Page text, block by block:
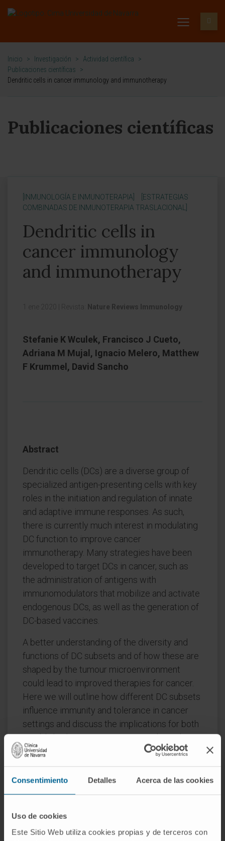
Consentimiento Detalles Acerca de las cookies
Uso de cookies
Este Sitio Web utiliza cookies propias y de terceros con
Inicio > Investigación > Actividad científica
>
Publicaciones científicas
>
Dendritic cells in cancer immunology and immunotherapy
Publicaciones científicas
[INMUNOLOGÍA E INMUNOTERAPIA]
[ESTRATEGIAS
COMBINADAS DE INMUNOTERAPIA TRASLACIONAL]
Dendritic cells in
cancer immunology
and immunotherapy
1 ene 2020 Revista: Nature Reviews Immunology
Stefanie K Wculek, Francisco J Cueto,
Adriana M Mujal, Ignacio Melero, Matthew
F Krummel, David Sancho
Abstract
Dendritic cells (DCs) are a diverse group of
specialized antigen-presenting cells with key
roles in the initiation and regulation of innate
and adaptive immune responses. As such,
there is currently much interest in modulating
DC function to improve cancer
immunotherapy. Many strategies have been
developed to target DCs in cancer, such as
the administration of antigens with
immunomodulators that mobilize and activate
endogenous DCs, as well as the generation of
DC-based vaccines.
A better understanding of the diversity and
functions of DC subsets and of how these are
shaped by the tumour microenvironment
could lead to improved therapies for cancer.
Here we will outline how different DC subsets
influence immunity and tolerance in cancer
settings and discuss the implications for both
established cancer treatments and novel
immunotherapy strategies.
Jan;20(1):7-24. doi: 10.1038/s41577-019-